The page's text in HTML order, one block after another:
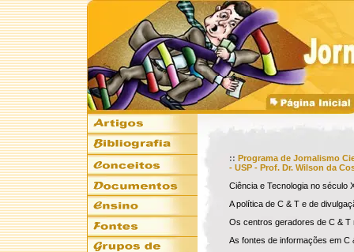
:: Programa de Jornalismo
- USP - Prof. Dr. Wilson da
Ciência e Tecnologia no século
A política de C & T e de
Os centros geradores de C & T
As fontes de informações em C